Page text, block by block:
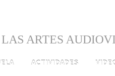
ARTES
ACTIVIDADES